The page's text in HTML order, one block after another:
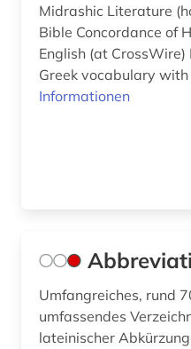
französisch (1)
frühchristentum (1)
galloromanistik (4)
geistesleben (2)
Midrashic Literature (hosted at TyndaleArchive)
Bible Concordance of
English (at CrossWire) Bible Concordance of
Greek vocabulary with
Informationen
Umfangreiches, rund
umfassendes
lateinischer